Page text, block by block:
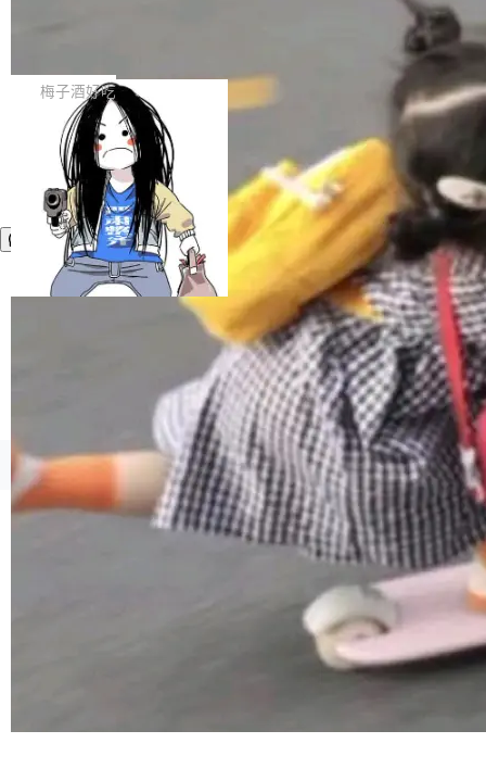
提交的编辑请求也长期处于待处理状态。 Groki
pedia 于去年底上线，定位为由人工智能生成内
容的百科平台，被马斯克视为传统众包百科网站
维基百科的替代方案。Lawfare 调查发现，无论
热门页面还是低关注度页面，均未出现近期更
新，相关问题并非局限于特定领域，而是在不同
主题和访问量页面中普遍存在。 调查人员最初认
为，Grokipedia可能只是限...
是这样的：配 MessageSource 的 Bean、写 R
eloadableResourceBundleMessageSource、
声明 LocaleResolver、注册 LocaleChangeInt
erceptor…五六步之后才能看到第一行翻译文
本。 Solon 换了个方式。整个 i18n 模块围绕三
个解析器、一个注解、一个工具类展开——没有
XML、没有拦截器注册、没有样板配置。 资源
文件的约定 把文件放到 resources/i18n/ 下： r
esources/i18n/messages.properties ...
梅子酒好吃
©OSCHINA(OSChina.NET) 京ICP备2025119063号